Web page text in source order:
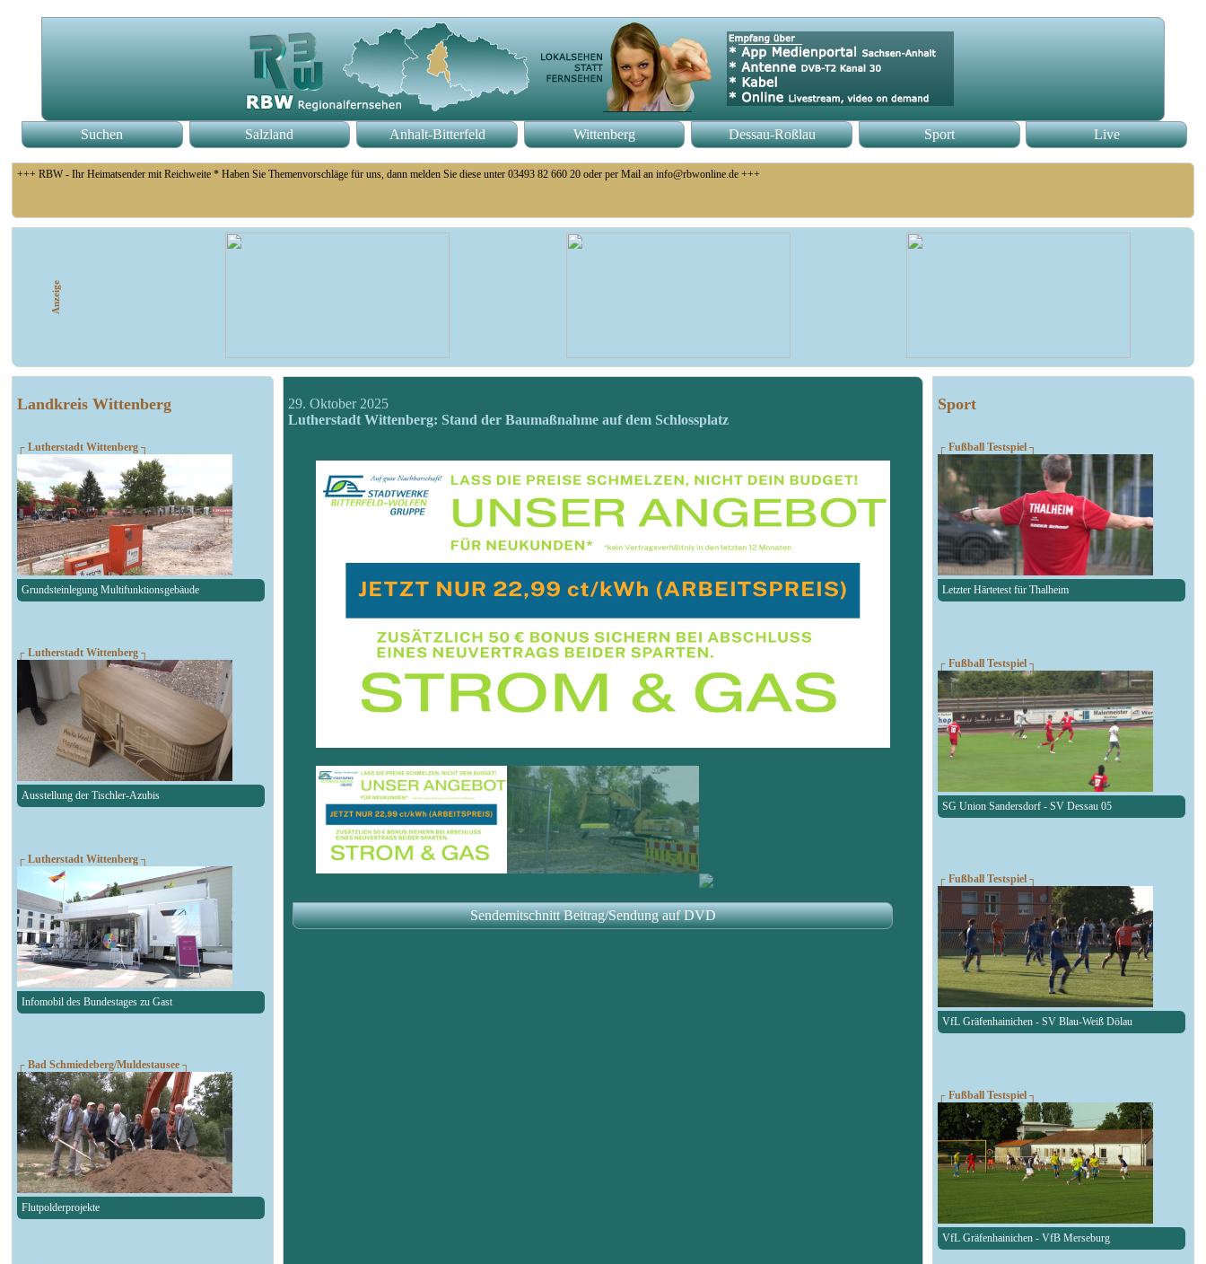
Suchen Salzland Anhalt-Bitterfeld Wittenberg Dessau-Roßlau Sport Live
+++ RBW - Ihr Heimatsender mit Reichweite * Haben Sie Themenvorschläge für uns, dann melden Sie diese unter 03493 82 660 20 oder per Mail an info@rbwonline.de +++
+++ Coswig: Die Elfähre Coswig hat wegen des geringen Wasserstands der Elbe den Betrieb eingestellt +++
Landkreis Wittenberg
┌ Lutherstadt Wittenberg ┐
Grundsteinlegung Multifunktionsgebäude
┌ Lutherstadt Wittenberg ┐
Ausstellung der Tischler-Azubis
┌ Lutherstadt Wittenberg ┐
Infomobil des Bundestages zu Gast
┌ Bad Schmiedeberg/Muldestausee ┐
Flutpolderprojekte
29. Oktober 2025
Lutherstadt Wittenberg: Stand der Baumaßnahme auf dem Schlossplatz
Sendemitschnitt Beitrag/Sendung auf DVD
Sport
┌ Fußball Testspiel ┐
Letzter Härtetest für Thalheim
┌ Fußball Testspiel ┐
SG Union Sandersdorf - SV Dessau 05
┌ Fußball Testspiel ┐
VfL Gräfenhainichen - SV Blau-Weiß Dölau
┌ Fußball Testspiel ┐
VfL Gräfenhainichen - VfB Merseburg
Anzeige